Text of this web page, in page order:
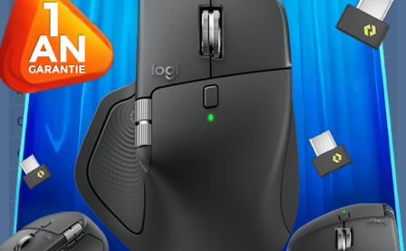
Nombre de coeurs
Nombre de threads
Contrôleur graphique
intégré
Non
Cache L1
64 KB
Cache L2
Cache L3
TDP